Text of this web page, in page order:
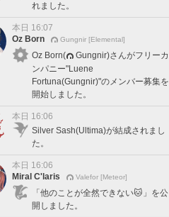
れました。
本日 16:07
Oz Born
Gungnir [Elemental]
Oz Born(
Gungnir)さんがフリーカ
ンパニー"Luene
Fortuna(Gungnir)"のメンバー募集を
開始しました。
本日 16:06
Silver Sash(Ultima)が結成されまし
た。
本日 16:06
Miral C'laris
Valefor [Meteor]
「他のことが全然できない🐱」を公
開しました。